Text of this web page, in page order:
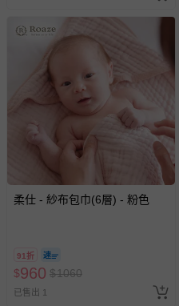
柔仕 - 紗布包巾(6層) - 粉色
91折
$960 $1060
已售出 1